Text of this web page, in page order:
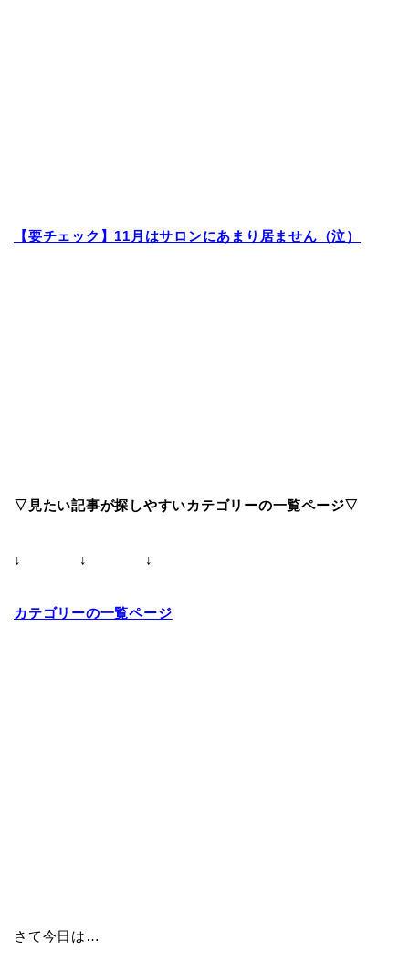
【要チェック】11月はサロンにあまり居ません（泣）
▽見たい記事が探しやすいカテゴリーの一覧ページ▽
↓ ↓ ↓
カテゴリーの一覧ページ
さて今日は…